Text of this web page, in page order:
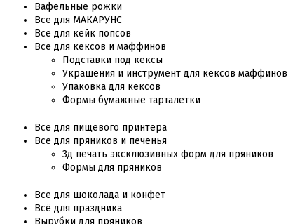
Вафельные рожки
Все для МАКАРУНС
Все для кейк попсов
Все для кексов и маффинов
Подставки под кексы
Украшения и инструмент для кексов маффинов
Упаковка для кексов
Формы бумажные тарталетки
Все для пищевого принтера
Все для пряников и печенья
3д печать эксклюзивных форм для пряников
Формы для пряников
Все для шоколада и конфет
Всё для праздника
Вырубки для пряников